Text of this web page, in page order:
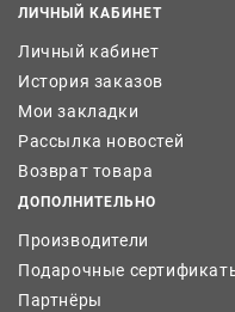
ЛИЧНЫЙ КАБИНЕТ
Личный кабинет
История заказов
Мои закладки
Рассылка новостей
Возврат товара
ДОПОЛНИТЕЛЬНО
Производители
Подарочные
Партнёры